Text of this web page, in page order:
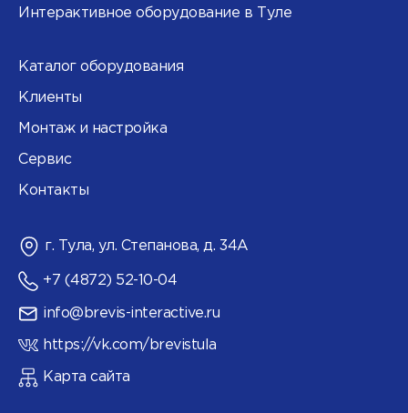
Интерактивное оборудование в Туле
Каталог оборудования
Клиенты
Монтаж и настройка
Сервис
Контакты
г. Тула, ул. Степанова, д. 34А
+7 (4872) 52-10-04
info@brevis-interactive.ru
https://vk.com/brevistula
Карта сайта